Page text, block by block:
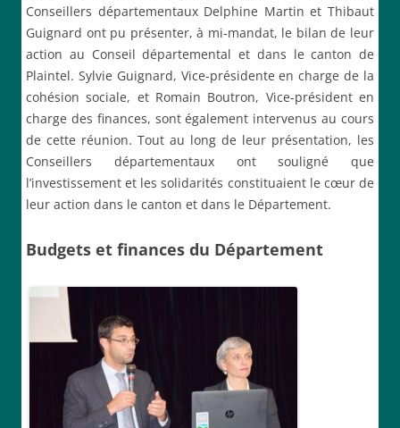
Conseillers départementaux Delphine Martin et Thibaut
Guignard ont pu présenter, à mi-mandat, le bilan de leur
action au Conseil départemental et dans le canton de
Plaintel. Sylvie Guignard, Vice-présidente en charge de la
cohésion sociale, et Romain Boutron, Vice-président en
charge des finances, sont également intervenus au cours
de cette réunion. Tout au long de leur présentation, les
Conseillers départementaux ont souligné que
l’investissement et les solidarités constituaient le cœur de
leur action dans le canton et dans le Département.
Budgets et finances du Département